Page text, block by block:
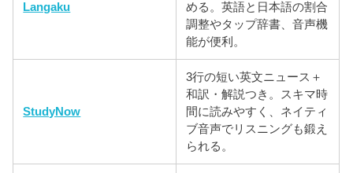
Langaku
める。英語と日本語の割合
調整やタップ辞書、音声機
能が便利。
StudyNow
3行の短い英文ニュース＋
和訳・解説つき。スキマ時
間に読みやすく、ネイティ
ブ音声でリスニングも鍛え
られる。